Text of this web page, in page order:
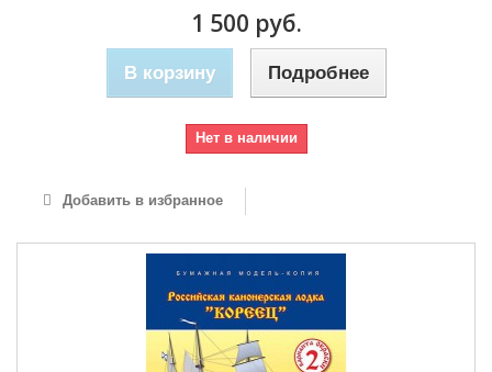
1 500 руб.
В корзину Подробнее
Нет в наличии
Добавить в избранное